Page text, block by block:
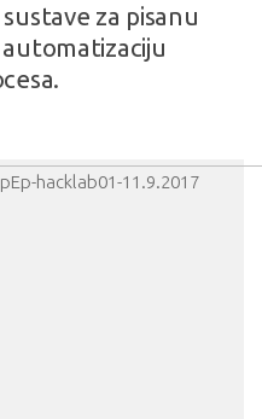
za pisanu